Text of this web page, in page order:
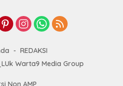
REDAKSI
Warta9 Media Group